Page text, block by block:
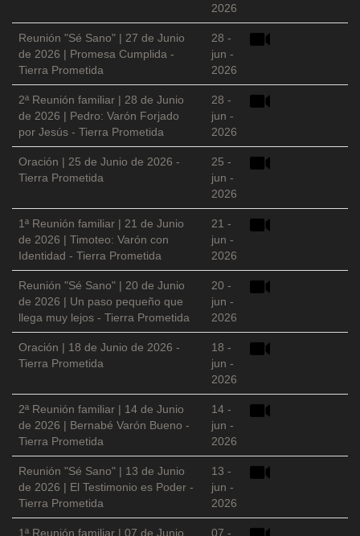
2026
Reunión "Sé Sano" | 27 de Junio
de 2026 | Promesa Cumplida -
Tierra Prometida
28 -
jun -
2026
2ª Reunión familiar | 28 de Junio
de 2026 | Pedro: Varón Forjado
por Jesús - Tierra Prometida
28 -
jun -
2026
Oración | 25 de Junio de 2026 -
Tierra Prometida
25 -
jun -
2026
1ª Reunión familiar | 21 de Junio
de 2026 | Timoteo: Varón con
Identidad - Tierra Prometida
21 -
jun -
2026
Reunión "Sé Sano" | 20 de Junio
de 2026 | Un paso pequeño que
llega muy lejos - Tierra Prometida
20 -
jun -
2026
Oración | 18 de Junio de 2026 -
Tierra Prometida
18 -
jun -
2026
2ª Reunión familiar | 14 de Junio
de 2026 | Bernabé Varón Bueno -
Tierra Prometida
14 -
jun -
2026
Reunión "Sé Sano" | 13 de Junio
de 2026 | El Testimonio es Poder -
Tierra Prometida
13 -
jun -
2026
1ª Reunión familiar | 07 de Junio
07 -